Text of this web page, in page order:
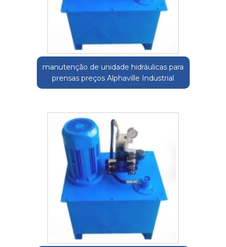
manutenção de unidade hidráulicas para
prensas preços Alphaville Industrial